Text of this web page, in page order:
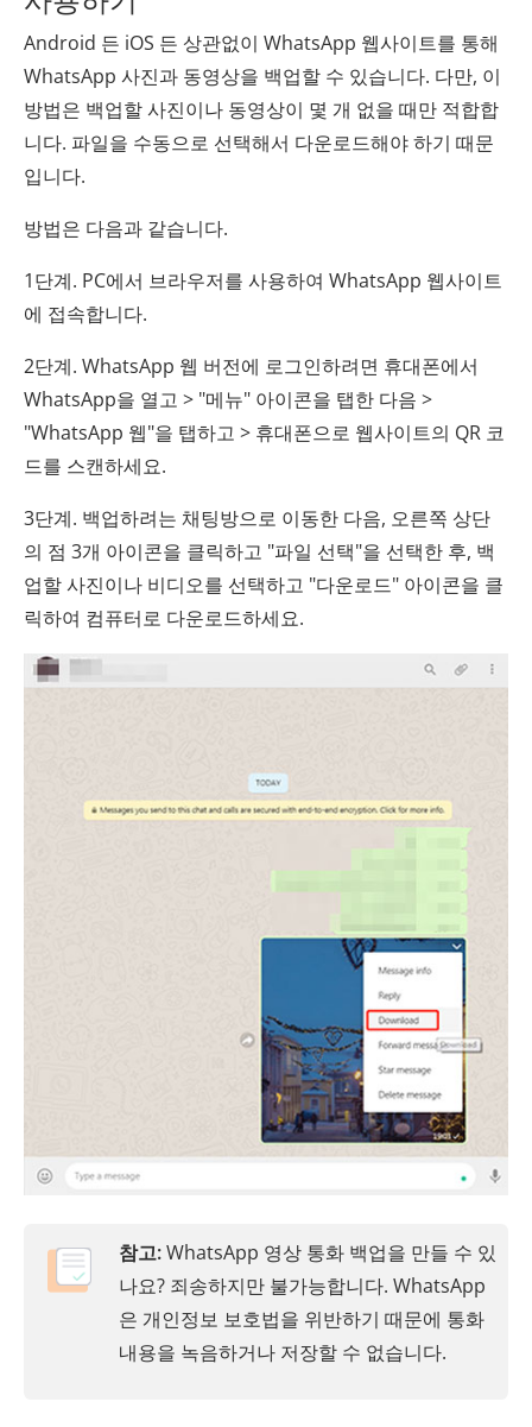
Android 든 iOS 든 상관없이 WhatsApp 웹사이트를 통해
WhatsApp 사진과 동영상을 백업할 수 있습니다. 다만, 이
방법은 백업할 사진이나 동영상이 몇 개 없을 때만 적합합
니다. 파일을 수동으로 선택해서 다운로드해야 하기 때문
입니다.
방법은 다음과 같습니다.
1단계. PC에서 브라우저를 사용하여 WhatsApp 웹사이트
에 접속합니다.
2단계. WhatsApp 웹 버전에 로그인하려면 휴대폰에서
WhatsApp을 열고 > "메뉴" 아이콘을 탭한 다음 >
"WhatsApp 웹"을 탭하고 > 휴대폰으로 웹사이트의 QR 코
드를 스캔하세요.
3단계. 백업하려는 채팅방으로 이동한 다음, 오른쪽 상단
의 점 3개 아이콘을 클릭하고 "파일 선택"을 선택한 후, 백
업할 사진이나 비디오를 선택하고 "다운로드" 아이콘을 클
릭하여 컴퓨터로 다운로드하세요.
참고:WhatsApp 영상 통화 백업을 만들 수 있
나요? 죄송하지만 불가능합니다. WhatsApp
은 개인정보 보호법을 위반하기 때문에 통화
내용을 녹음하거나 저장할 수 없습니다.